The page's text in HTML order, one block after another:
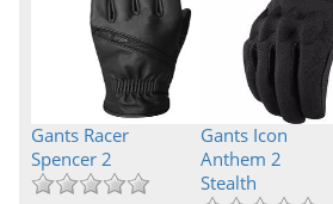
Gants Racer
Spencer 2
Gants Icon
Anthem 2
Stealth